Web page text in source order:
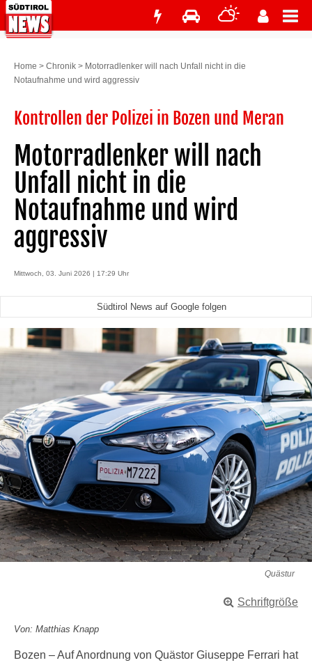
Home > Chronik > Motorradlenker will nach Unfall nicht in die
Notaufnahme und wird aggressiv
Kontrollen der Polizei in Bozen und Meran
Motorradlenker will nach
Unfall nicht in die
Notaufnahme und wird
aggressiv
Mittwoch, 03. Juni 2026 | 17:29 Uhr
Südtirol News auf Google folgen
Quästur
Schriftgröße
Von: Matthias Knapp
Bozen – Auf Anordnung von Quästor Giuseppe Ferrari hat